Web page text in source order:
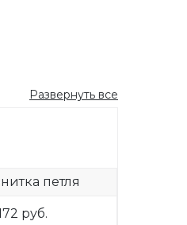
Развернуть все
петля
руб.